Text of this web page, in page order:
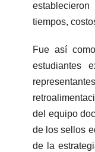
tiempos,
Fue así
estudiantes
del equipo
de los sellos
de la